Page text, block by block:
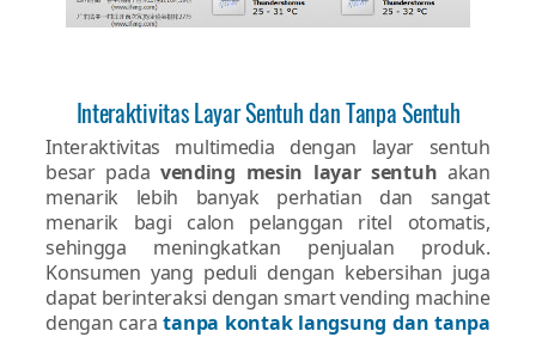
Interaktivitas Layar Sentuh dan Tanpa Sentuh
Interaktivitas multimedia dengan layar sentuh
besar pada vending mesin layar sentuh akan
menarik lebih banyak perhatian dan sangat
menarik bagi calon pelanggan ritel otomatis,
sehingga meningkatkan penjualan produk.
Konsumen yang peduli dengan kebersihan juga
dapat berinteraksi dengan smart vending machine
dengan caratanpa kontak langsung dan tanpa